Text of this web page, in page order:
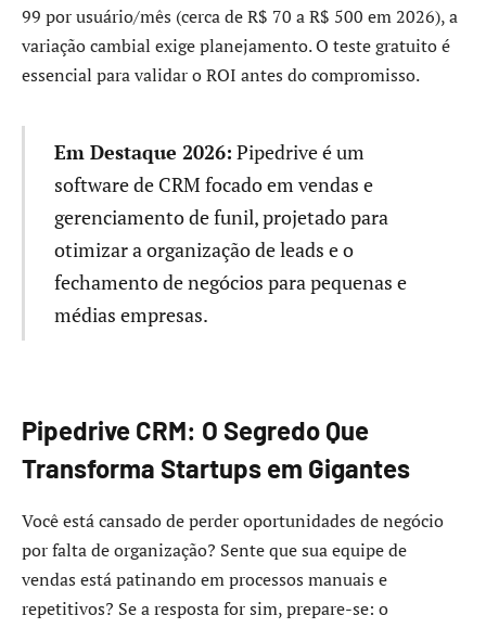
99 por usuário/mês (cerca de R$ 70 a R$ 500 em 2026), a
variação cambial exige planejamento. O teste gratuito é
essencial para validar o ROI antes do compromisso.
Em Destaque 2026: Pipedrive é um
software de CRM focado em vendas e
gerenciamento de funil, projetado para
otimizar a organização de leads e o
fechamento de negócios para pequenas e
médias empresas.
Pipedrive CRM: O Segredo Que
Transforma Startups em Gigantes
Você está cansado de perder oportunidades de negócio
por falta de organização? Sente que sua equipe de
vendas está patinando em processos manuais e
repetitivos? Se a resposta for sim, prepare-se: o